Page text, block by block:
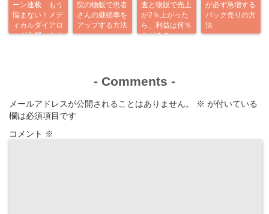
ーン連載 もう
悩まない！メデ
ィカルダイアロ
ーグ入門 あり
院の物販で患者
さんの継続率を
アップする方法
査と物販で売上
が2％上がった
ら、利益は何％
あがる？
が必ず急増する
パック売りの方
法
- Comments -
メールアドレスが公開されることはありません。 ※ が付いている
欄は必須項目です
コメント ※